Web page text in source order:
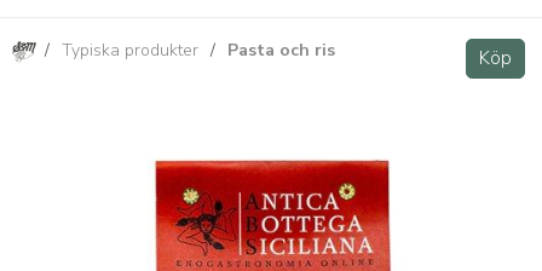
/ Typiska produkter / Pasta och ris Köp
Pasta Busiata Trapanese kort 500g Köp